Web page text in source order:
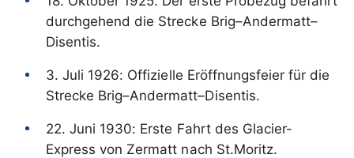
durchgehend die Strecke Brig–Andermatt–
Disentis.
3. Juli 1926: Offizielle Eröffnungsfeier für die
Strecke Brig–Andermatt–Disentis.
22. Juni 1930: Erste Fahrt des Glacier-
Express von Zermatt nach St.Moritz.